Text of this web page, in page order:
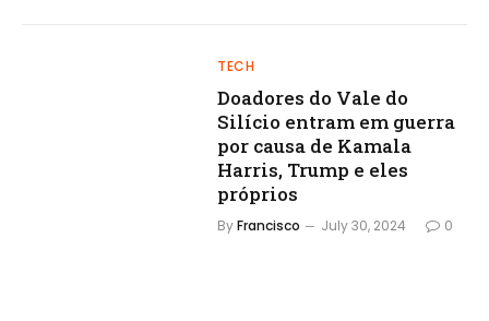
TECH
Doadores do Vale do
Silício entram em guerra
por causa de Kamala
Harris, Trump e eles
próprios
ByFrancisco July 30, 2024 0